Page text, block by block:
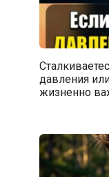
давления
жизненно